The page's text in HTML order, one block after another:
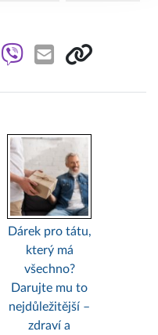
Dárek pro tátu,
který má
všechno?
Darujte mu to
nejdůležitější –
zdraví a